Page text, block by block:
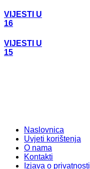
VIJESTI U
16
VIJESTI U
15
Naslovnica
Uvjeti korištenja
O nama
Kontakti
Izjava o privatnosti